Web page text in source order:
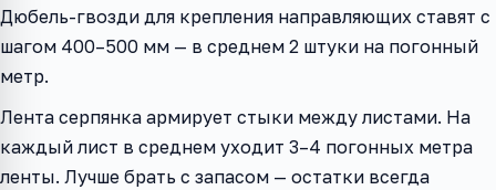
Дюбель-гвозди для крепления направляющих ставят с
шагом 400–500 мм — в среднем 2 штуки на погонный
метр.
Лента серпянка армирует стыки между листами. На
каждый лист в среднем уходит 3–4 погонных метра
ленты. Лучше брать с запасом — остатки всегда